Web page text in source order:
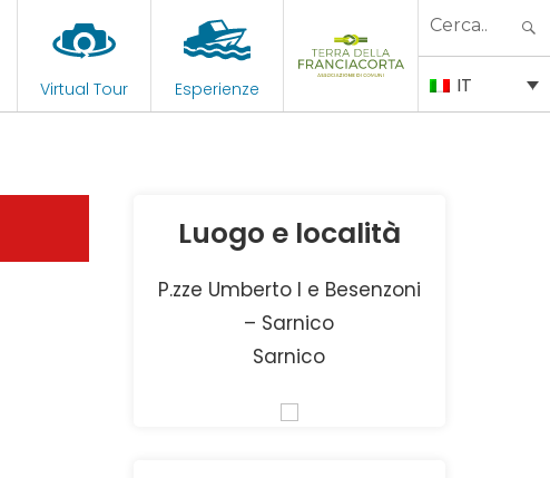
Virtual Tour Esperienze
Search
IT
Luogo e località
P.zze Umberto I e Besenzoni
– Sarnico
Sarnico